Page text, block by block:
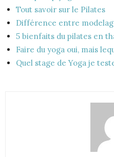
Tout savoir sur le Pilates
Différence entre
5 bienfaits du pilates en
Faire du yoga oui, mais
Quel stage de Yoga je